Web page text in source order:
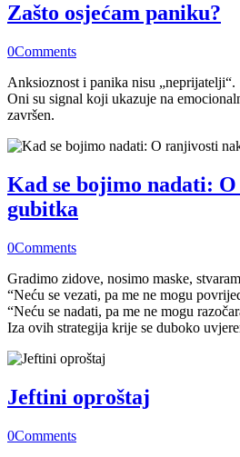
Zašto osjećam paniku?
0Comments
Anksioznost i panika nisu „neprijatelji“.
Oni su signal koji ukazuje na
završen.
Kad se bojimo nadati:
gubitka
0Comments
Gradimo zidove, nosimo maske,
“Neću se vezati, pa me ne mogu
“Neću se nadati, pa me ne mogu
Iza ovih strategija krije se duboko
Jeftini oproštaj
0Comments